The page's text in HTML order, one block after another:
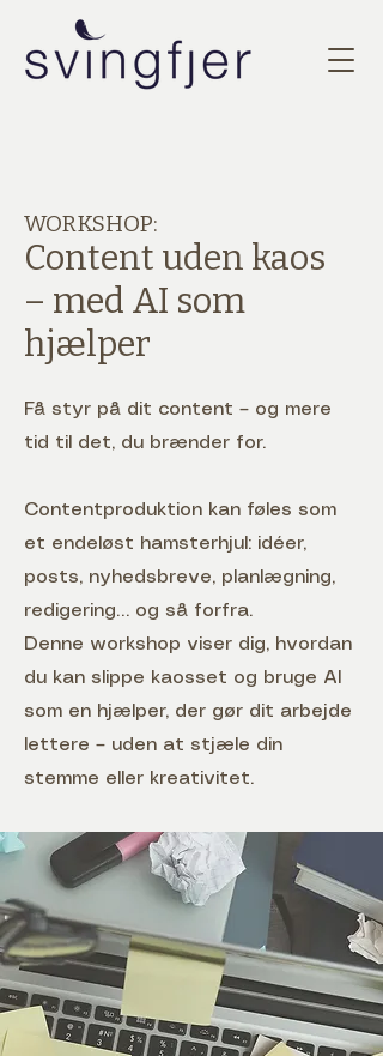
WORKSHOP:
Content uden kaos
– med AI som
hjælper
Få styr på dit content – og mere
tid til det, du brænder for.
Contentproduktion kan føles som
et endeløst hamsterhjul: idéer,
posts, nyhedsbreve, planlægning,
redigering… og så forfra.
Denne workshop viser dig, hvordan
du kan slippe kaosset og bruge AI
som en hjælper, der gør dit arbejde
lettere – uden at stjæle din
stemme eller kreativitet.